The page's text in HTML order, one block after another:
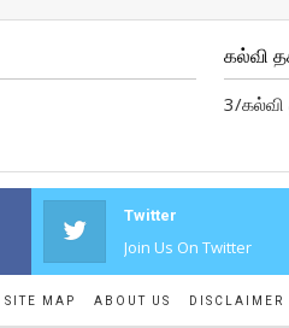
கல்வி
3/
Twitter
Join Us On Twitter
SITE MAP ABOUT US DISCLAIMER